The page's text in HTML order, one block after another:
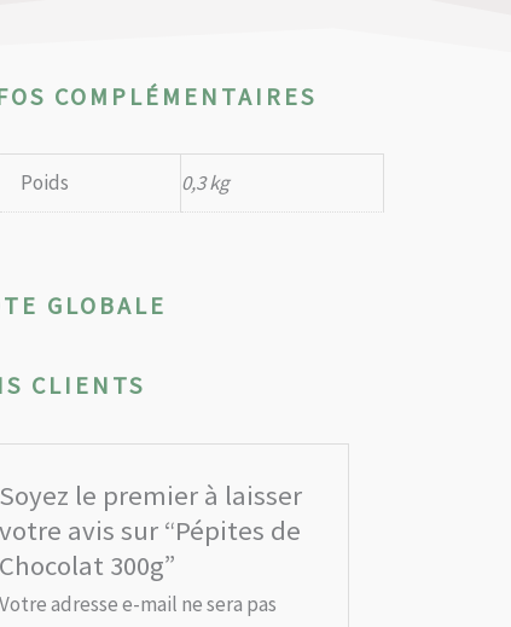
COMPLÉMENTAIRES
Poids 0,3 kg
GLOBALE
CLIENTS
Soyez le premier à laisser
votre avis sur “Pépites de
Chocolat 300g”
Votre adresse e-mail ne sera pas